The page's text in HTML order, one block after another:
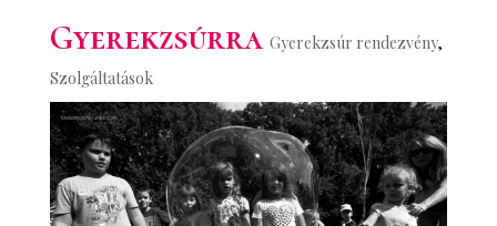
Gyerekzsúrra Gyerekzsúr rendezvény,
Szolgáltatások